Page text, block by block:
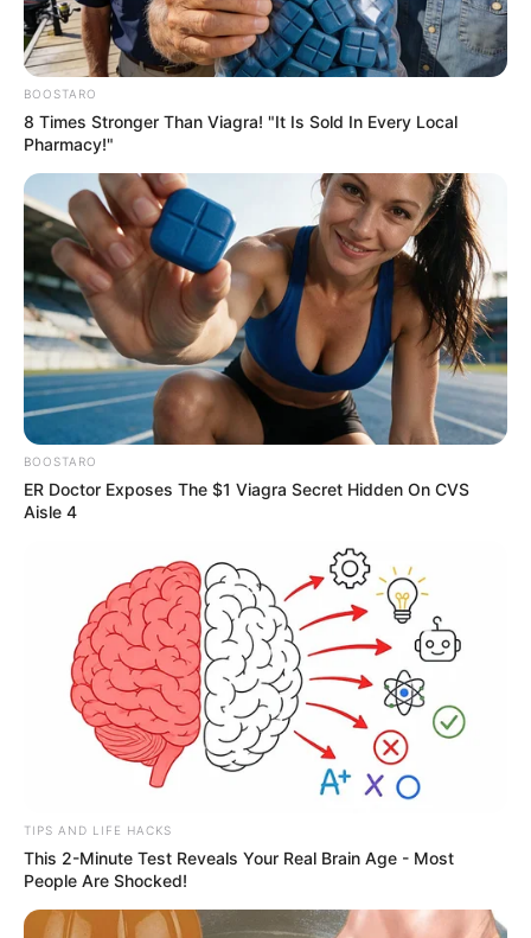
BOOSTARO
8 Times Stronger Than Viagra! "It Is Sold In Every Local
Pharmacy!"
BOOSTARO
ER Doctor Exposes The $1 Viagra Secret Hidden On CVS
Aisle 4
TIPS AND LIFE HACKS
This 2-Minute Test Reveals Your Real Brain Age - Most
People Are Shocked!